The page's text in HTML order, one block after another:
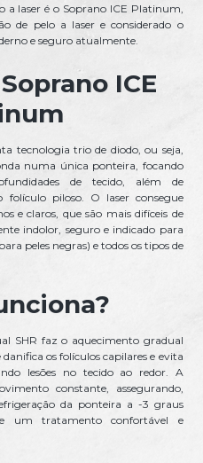
laser é o Soprano ICE Platinum,
de pelo a laser e considerado o
e seguro atualmente.
ICE
tecnologia trio de diodo, ou seja,
numa única ponteira, focando
de tecido, além de
piloso. O laser consegue
e claros, que são mais difíceis de
indolor, seguro e indicado para
peles negras) e todos os tipos de
SHR faz o aquecimento gradual
os folículos capilares e evita
lesões no tecido ao redor. A
constante, assegurando,
da ponteira a -3 graus
um tratamento confortável e